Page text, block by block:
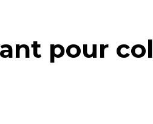
pour